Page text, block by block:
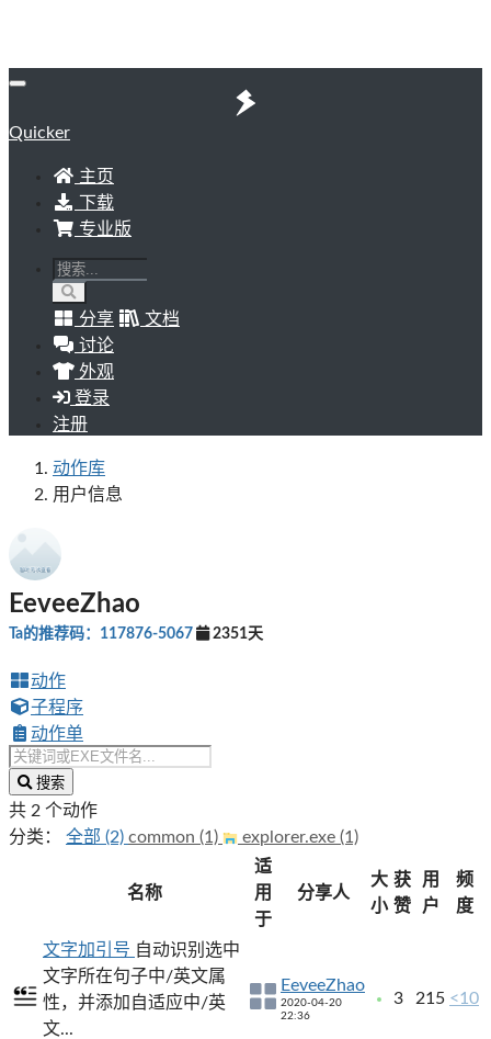
Quicker
主页
下载
专业版
分享
文档
讨论
外观
登录
注册
动作库
用户信息
EeveeZhao
Ta的推荐码：117876-5067 2351天
动作
子程序
动作单
搜索
共 2 个动作
分类：
全部 (2) common (1) explorer.exe (1)
名称
适
用
于
分享人
大
小
获
赞
用
户
频
度
文字加引号 自动识别选中
文字所在句子中/英文属
性，并添加自适应中/英
文...
EeveeZhao
2020-04-20
22:36
3 215 <10